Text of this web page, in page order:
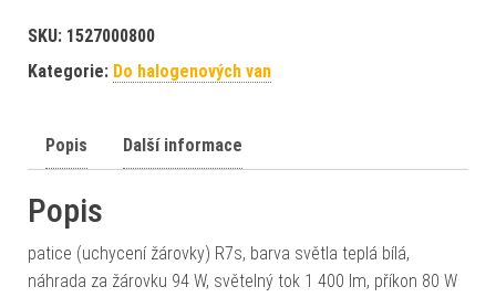
SKU: 1527000800
Kategorie: Do halogenových van
Popis Další informace
Popis
patice (uchycení žárovky) R7s, barva světla teplá bílá,
náhrada za žárovku 94 W, světelný tok 1 400 lm, příkon 80 W